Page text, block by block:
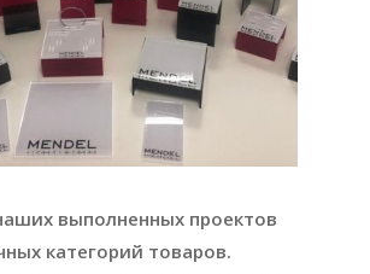
выполненных проектов
категорий товаров.